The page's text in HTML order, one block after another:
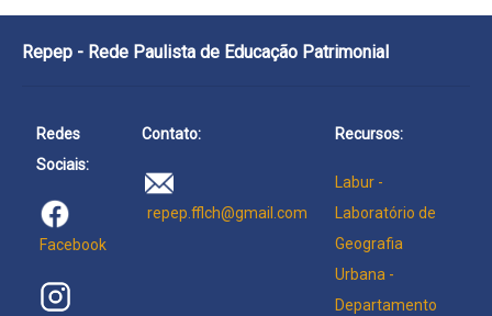
Repep - Rede Paulista de Educação Patrimonial
Redes
Sociais:
Facebook
Contato:
repep.fflch@gmail.com
Recursos:
Labur -
Laboratório de
Geografia
Urbana -
Departamento